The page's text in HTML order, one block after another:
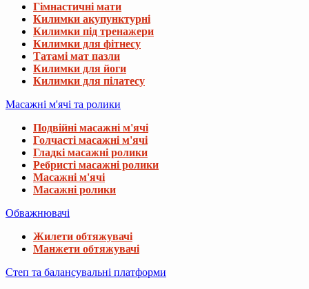
Гімнастичні мати
Килимки акупунктурні
Килимки під тренажери
Килимки для фітнесу
Татамі мат пазли
Килимки для йоги
Килимки для пілатесу
Масажні м'ячі та ролики
Подвійні масажні м'ячі
Голчасті масажні м'ячі
Гладкі масажні ролики
Ребристі масажні ролики
Масажні м'ячі
Масажні ролики
Обважнювачі
Жилети обтяжувачі
Манжети обтяжувачі
Степ та балансувальні платформи